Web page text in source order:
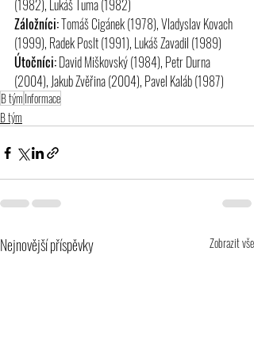
(1982), Lukáš Tuma (1982)
Záložníci: Tomáš Cigánek (1978), Vladyslav Kovach
(1999), Radek Poslt (1991), Lukáš Zavadil (1989)
Útočníci: David Miškovský (1984), Petr Durna
(2004), Jakub Zvěřina (2004), Pavel Kaláb (1987)
B týmInformace
B tým
Nejnovější příspěvky Zobrazit vše